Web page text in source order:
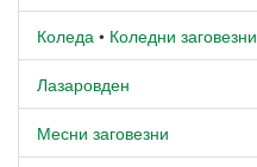
Коледа • Коледни заговезни
Лазаровден
Месни заговезни